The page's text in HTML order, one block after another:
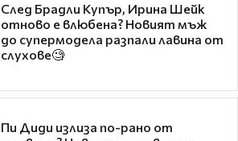
След Брадли Купър, Ирина Шейк
отново е влюбена? Новият мъж
до супермодела разпали лавина от
слухове🧐
Пи Диди излиза по-рано от